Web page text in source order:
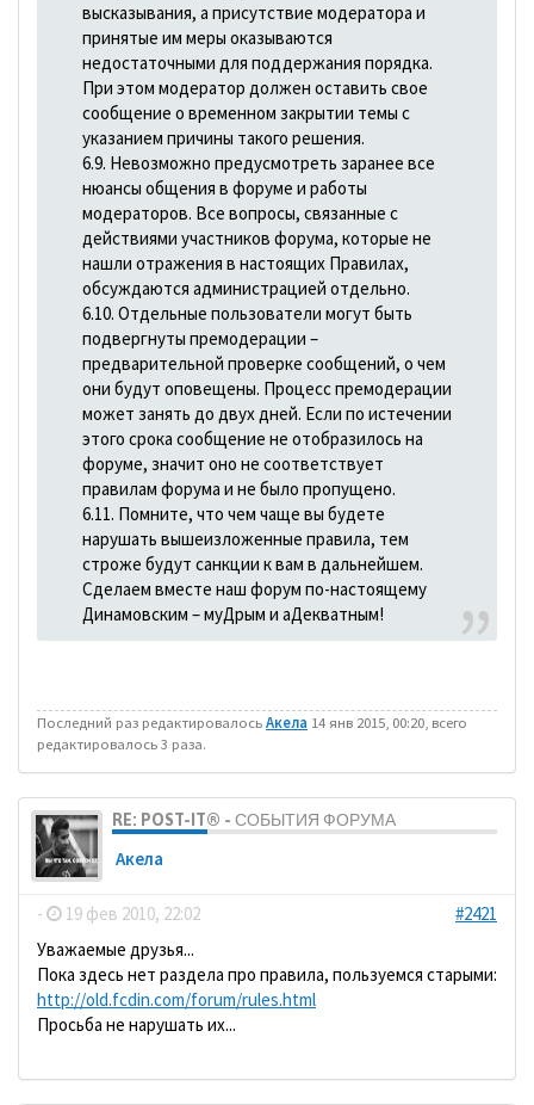
высказывания, а присутствие модератора и
принятые им меры оказываются
недостаточными для поддержания порядка.
При этом модератор должен оставить свое
сообщение о временном закрытии темы с
указанием причины такого решения.
6.9. Невозможно предусмотреть заранее все
нюансы общения в форуме и работы
модераторов. Все вопросы, связанные с
действиями участников форума, которые не
нашли отражения в настоящих Правилах,
обсуждаются администрацией отдельно.
6.10. Отдельные пользователи могут быть
подвергнуты премодерации –
предварительной проверке сообщений, о чем
они будут оповещены. Процесс премодерации
может занять до двух дней. Если по истечении
этого срока сообщение не отобразилось на
форуме, значит оно не соответствует
правилам форума и не было пропущено.
6.11. Помните, что чем чаще вы будете
нарушать вышеизложенные правила, тем
строже будут санкции к вам в дальнейшем.
Сделаем вместе наш форум по-настоящему
Динамовским – муДрым и аДекватным!
Последний раз редактировалосьАкела 14 янв 2015, 00:20, всего
редактировалось 3 раза.
RE: POST-IT® - СОБЫТИЯ ФОРУМА
Акела
- 19 фев 2010, 22:02
#2421
Уважаемые друзья...
Пока здесь нет раздела про правила, пользуемся старыми:
http://old.fcdin.com/forum/rules.html
Просьба не нарушать их...